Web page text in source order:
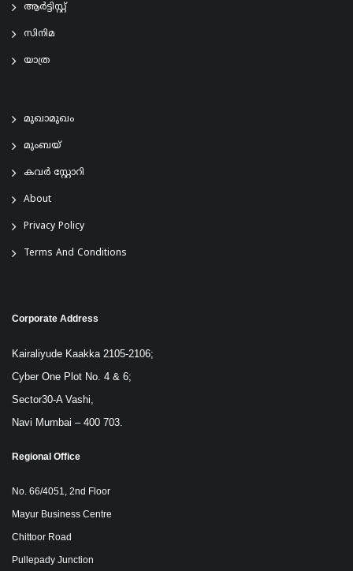
ആര്‍ട്ടിസ്റ്റ്
സിനിമ
യാത്ര
മുഖാമുഖം
മുംബയ്
കവർ സ്റ്റോറി
About
Privacy Policy
Terms And Conditions
Corporate Address
Kairaliyude Kaakka 2105-2106;
Cyber One Plot No. 4 & 6;
Sector30-A Vashi,
Navi Mumbai – 400 703.
Regional Office
No. 66/4051, 2nd Floor
Mayur Business Centre
Chittoor Road
Pullepady Junction